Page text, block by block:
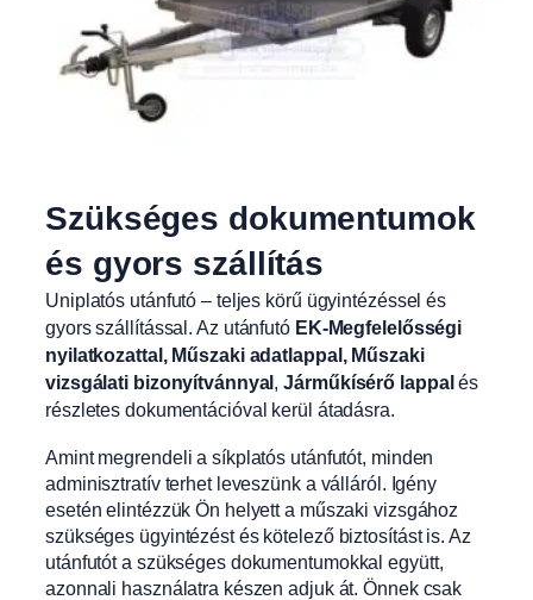
Szükséges dokumentumok
és gyors szállítás
Uniplatós utánfutó – teljes körű ügyintézéssel és
gyors szállítással. Az utánfutó EK-Megfelelősségi
nyilatkozattal, Műszaki adatlappal, Műszaki
vizsgálati bizonyítvánnyal ,Járműkísérő lappal és
részletes dokumentációval kerül átadásra.
Amint megrendeli a síkplatós utánfutót, minden
adminisztratív terhet leveszünk a válláról. Igény
esetén elintézzük Ön helyett a műszaki vizsgához
szükséges ügyintézést és kötelező biztosítást is. Az
utánfutót a szükséges dokumentumokkal együtt,
azonnali használatra készen adjuk át. Önnek csak